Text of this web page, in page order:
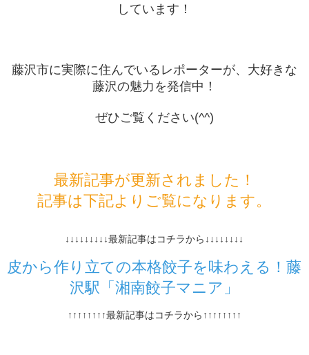
しています！
藤沢市に実際に住んでいるレポーターが、大好きな
藤沢の魅力を発信中！
ぜひご覧ください(^^)
最新記事が更新されました！
記事は下記よりご覧になります。
↓↓↓↓↓↓↓↓↓最新記事はコチラから↓↓↓↓↓↓↓↓
皮から作り立ての本格餃子を味わえる！藤
沢駅「湘南餃子マニア」
↑↑↑↑↑↑↑↑最新記事はコチラから↑↑↑↑↑↑↑↑